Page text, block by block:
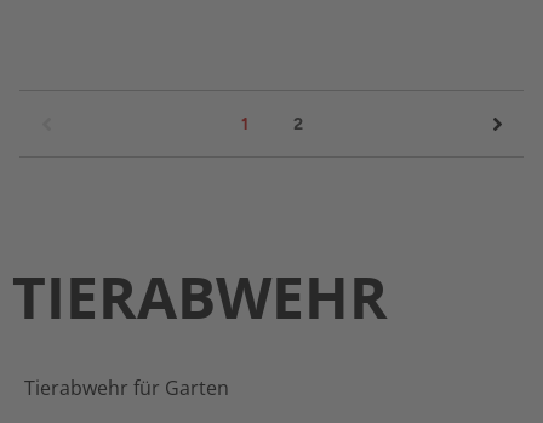
1 2
TIERABWEHR
Tierabwehr für Garten